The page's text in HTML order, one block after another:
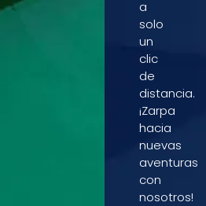
a
solo
un
clic
de
distancia.
¡Zarpa
hacia
nuevas
aventuras
con
nosotros!